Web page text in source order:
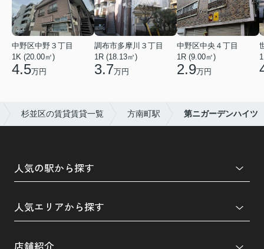
中野区中野３丁目
1K (20.00㎡)
4.5万円
調布市多摩川３丁目
1R (18.13㎡)
3.7万円
中野区中央４丁目
1R (9.00㎡)
2.9万円
杉並区の賃貸賃貸一覧 方南町駅 第ニガーデンハイツ
人気の駅から探す
人気エリアから探す
店舗紹介